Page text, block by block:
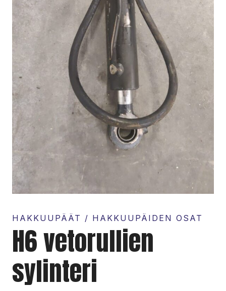
HAKKUUPÄÄT / HAKKUUPÄIDEN OSAT
H6 vetorullien
sylinteri